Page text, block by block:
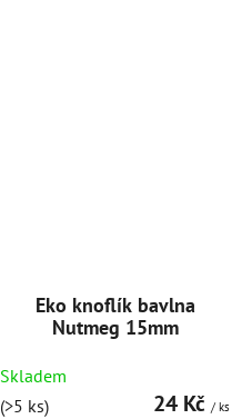
Eko knoflík bavlna
Nutmeg 15mm
Skladem
(>5 ks)
24 Kč / ks